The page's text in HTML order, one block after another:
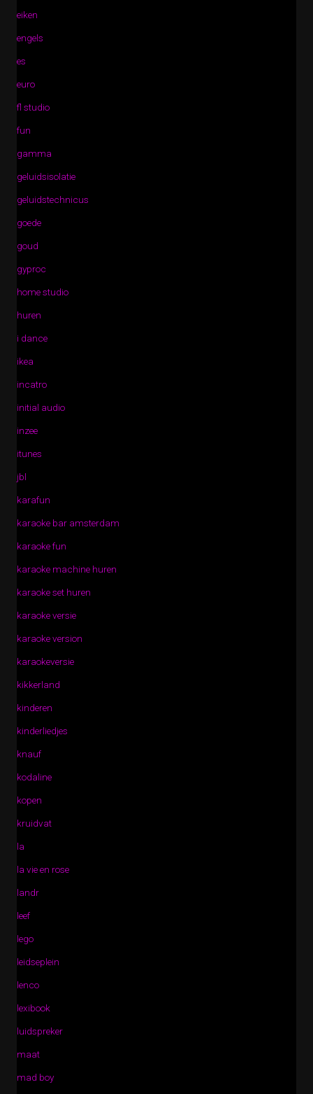
eiken
engels
es
euro
fl studio
fun
gamma
geluidsisolatie
geluidstechnicus
goede
goud
gyproc
home studio
huren
i dance
ikea
incatro
initial audio
inzee
itunes
jbl
karafun
karaoke bar amsterdam
karaoke fun
karaoke machine huren
karaoke set huren
karaoke versie
karaoke version
karaokeversie
kikkerland
kinderen
kinderliedjes
knauf
kodaline
kopen
kruidvat
la
la vie en rose
landr
leef
lego
leidseplein
lenco
lexibook
luidspreker
maat
mad boy